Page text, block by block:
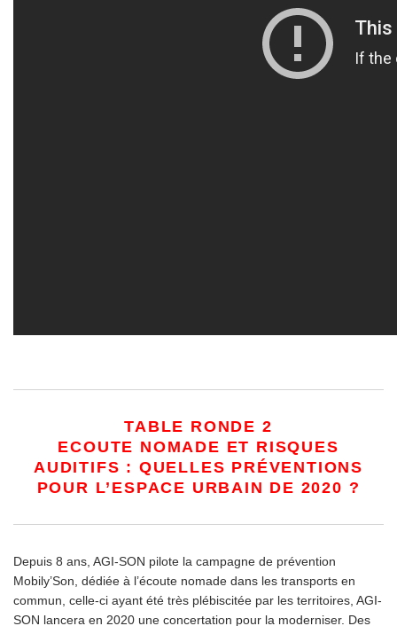
TABLE RONDE 2
ECOUTE NOMADE ET RISQUES
AUDITIFS : QUELLES PRÉVENTIONS
POUR L’ESPACE URBAIN DE 2020 ?
Depuis 8 ans, AGI-SON pilote la campagne de prévention
Mobily’Son, dédiée à l’écoute nomade dans les transports en
commun, celle-ci ayant été très plébiscitée par les territoires, AGI-
SON lancera en 2020 une concertation pour la moderniser. Des